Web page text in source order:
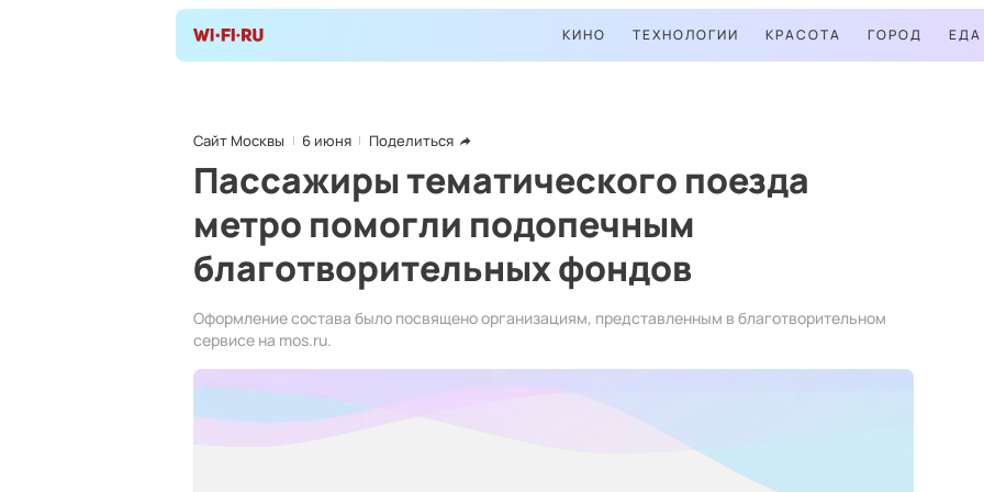
КИНО ТЕХНОЛОГИИ КРАСОТА ГОРОД ЕДА
Сайт Москвы 6 июня Поделиться
Пассажиры тематического поезда
метро помогли подопечным
благотворительных фондов
Оформление состава было посвящено организациям, представленным в благотворительном
сервисе на mos.ru.